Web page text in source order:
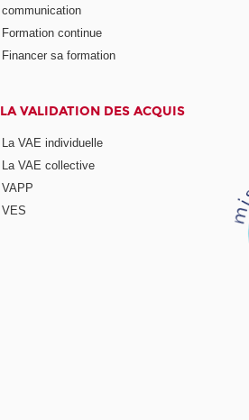
communication
Formation continue
Financer sa formation
LA VALIDATION DES ACQUIS
La VAE individuelle
La VAE collective
VAPP
VES